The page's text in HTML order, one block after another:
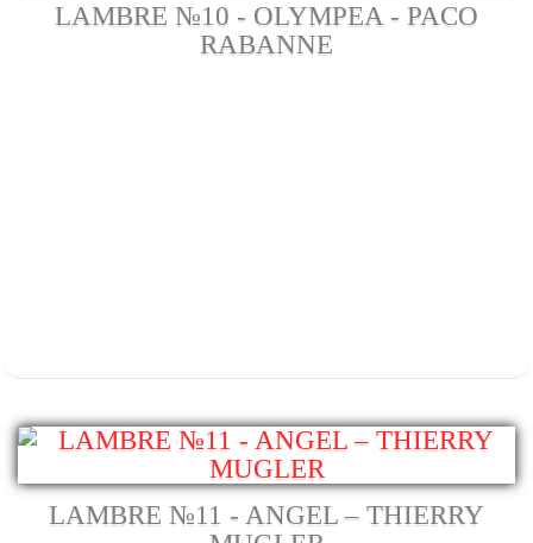
LAMBRE №10 - OLYMPEA - PACO
RABANNE
LAMBRE №11 - ANGEL – THIERRY